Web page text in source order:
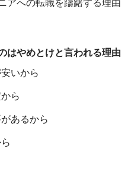
アへの転職を躊躇する理由
はやめとけと言われる理由
いから
ら
あるから